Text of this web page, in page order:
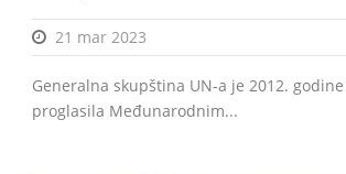
21 mar 2023
Generalna skupština UN-a je 2012.
proglasila Međunarodnim...